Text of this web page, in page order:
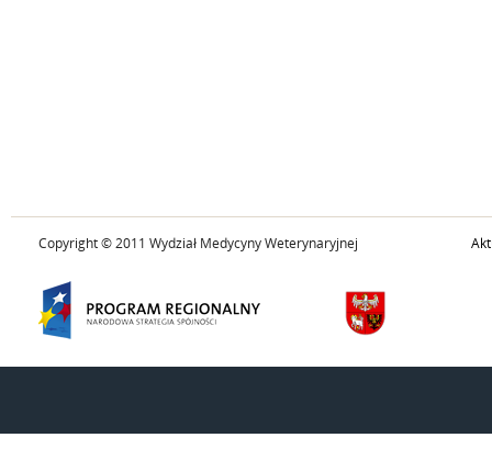
Copyright © 2011 Wydział Medycyny Weterynaryjnej